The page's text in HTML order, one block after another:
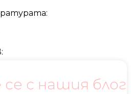
с нашия блог